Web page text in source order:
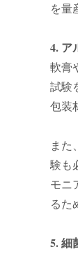
を量
4. ア
軟膏
試験
包装
また
験も
モニ
るた
5. 細